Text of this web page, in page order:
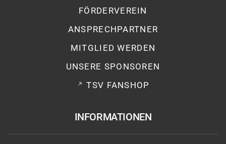
FÖRDERVEREIN
ANSPRECHPARTNER
MITGLIED WERDEN
UNSERE SPONSOREN
TSV FANSHOP
INFORMATIONEN